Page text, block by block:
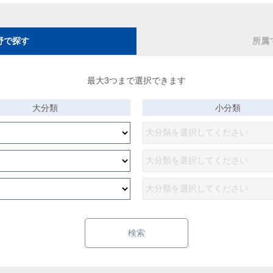
で探す 所属
最大3つまで選択できます
大分類 小分類
検索